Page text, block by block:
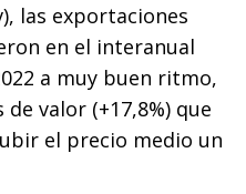
las exportaciones
en el interanual
a muy buen ritmo,
valor (+17,8%) que
el precio medio un